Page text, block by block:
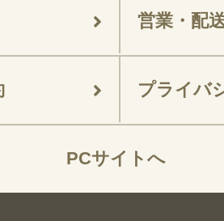
営業・配
プライバ
PCサイトへ